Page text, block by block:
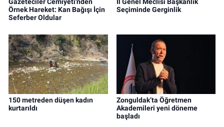
Gazeteciler Cemiyeti'nden
Örnek Hareket: Kan Bağışı İçin
Seferber Oldular
İl Genel Meclisi Başkanlık
Seçiminde Gerginlik
150 metreden düşen kadın
kurtarıldı
Zonguldak’ta Öğretmen
Akademileri yeni döneme
başladı